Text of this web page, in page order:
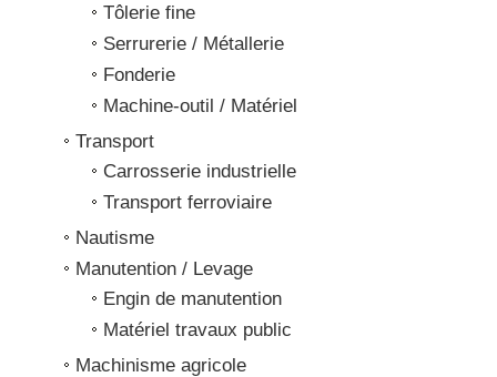
Tôlerie fine
Serrurerie / Métallerie
Fonderie
Machine-outil / Matériel
Transport
Carrosserie industrielle
Transport ferroviaire
Nautisme
Manutention / Levage
Engin de manutention
Matériel travaux public
Machinisme agricole